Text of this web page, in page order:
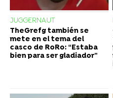
JUGGERNAUT
TheGrefg también se
mete en el tema del
casco de RoRo: “Estaba
bien para ser gladiador”